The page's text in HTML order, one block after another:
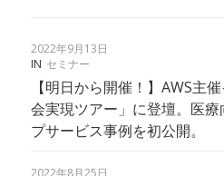
2022年9月13日
IN セミナー
【明日から開催！】AWS主
会実現ツアー」に登壇。医
プサービス事例を初公開。